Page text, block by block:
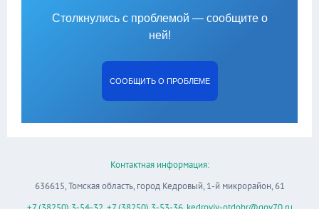
Столкнулись с проблемой — сообщите о
ней!
СООБЩИТЬ О ПРОБЛЕМЕ
Контактная информация:
636615, Томская область, город Кедровый, 1-й микрорайон, 61